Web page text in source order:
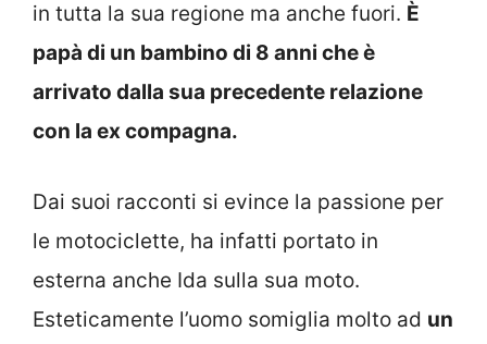
in tutta la sua regione ma anche fuori. È
papà di un bambino di 8 anni che è
arrivato dalla sua precedente relazione
con la ex compagna.
Dai suoi racconti si evince la passione per
le motociclette, ha infatti portato in
esterna anche Ida sulla sua moto.
Esteticamente l’uomo somiglia molto ad un